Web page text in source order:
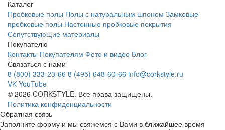
Каталог
Пробковые полы Полы с натуральным шпоном Замковые
пробковые полы Настенные пробковые покрытия
Сопутствующие материалы
Покупателю
Контакты Покупателям Фото и видео Блог
Связаться с нами
8 (800) 333-23-66 8 (495) 648-60-66 info@corkstyle.ru
VK YouTube
© 2026 CORKSTYLE. Все права защищены.
Политика конфиденциальности
Обратная связь
Заполните форму и мы свяжемся с Вами в ближайшее время